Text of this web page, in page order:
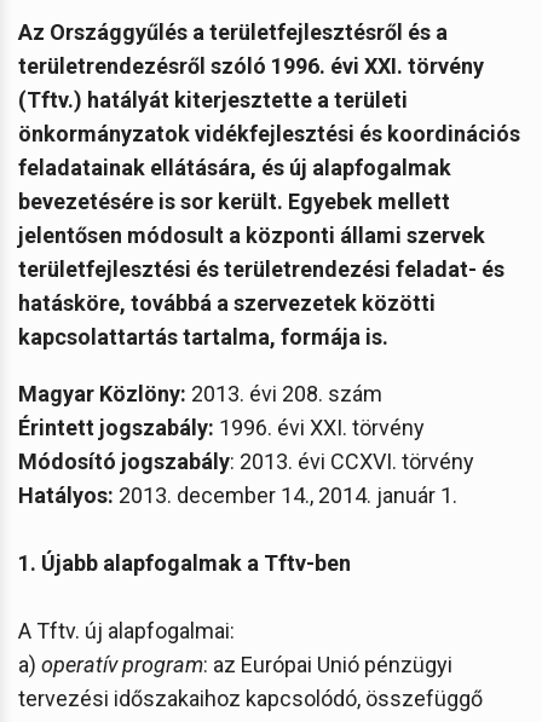
Az Országgyűlés a területfejlesztésről és a
területrendezésről szóló 1996. évi XXI. törvény
(Tftv.) hatályát kiterjesztette a területi
önkormányzatok vidékfejlesztési és koordinációs
feladatainak ellátására, és új alapfogalmak
bevezetésére is sor került. Egyebek mellett
jelentősen módosult a központi állami szervek
területfejlesztési és területrendezési feladat- és
hatásköre, továbbá a szervezetek közötti
kapcsolattartás tartalma, formája is.
Magyar Közlöny: 2013. évi 208. szám
Érintett jogszabály: 1996. évi XXI. törvény
Módosító jogszabály: 2013. évi CCXVI. törvény
Hatályos: 2013. december 14., 2014. január 1.
1. Újabb alapfogalmak a Tftv-ben
A Tftv. új alapfogalmai:
a) operatív program: az Európai Unió pénzügyi
tervezési időszakaihoz kapcsolódó, összefüggő